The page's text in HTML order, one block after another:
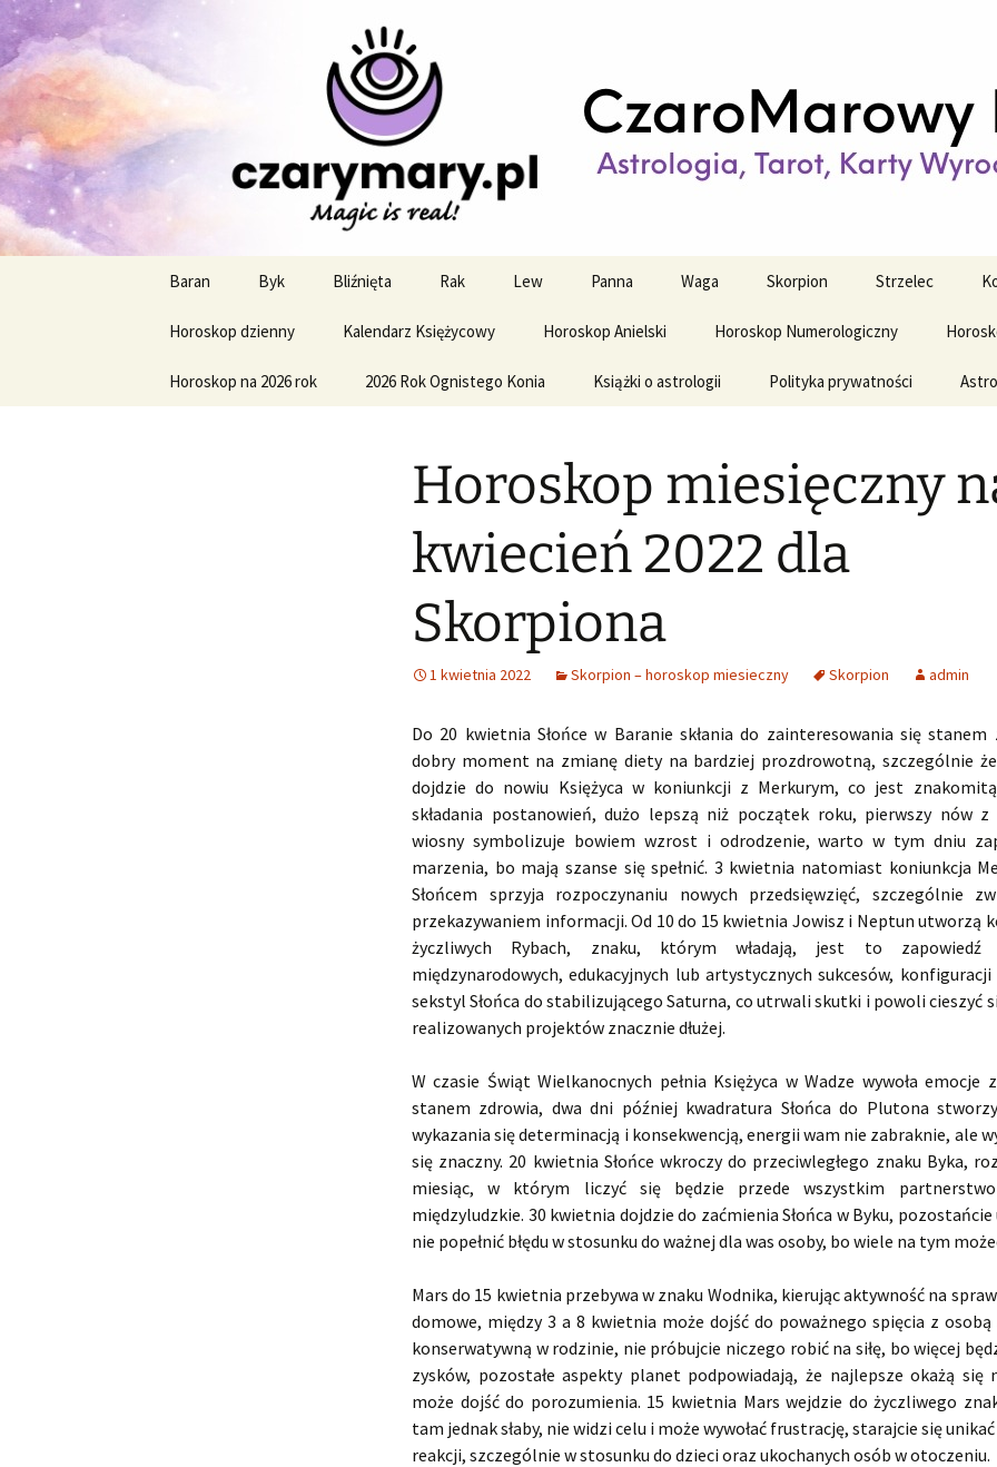
CzaroMarowy horoskop
miesięczny i tygodniowy
Profesjonalne przepowiednie astrologiczne
treści
Baran Byk Bliźnięta Rak Lew Panna Waga Skorpion Strzelec
Horoskop dzienny Kalendarz Księżycowy Horoskop Anielski Horoskop Numerologiczny
Horoskop na 2026 rok 2026 Rok Ognistego Konia Książki o astrologii Polityka prywatności
Horoskop miesięczny
kwiecień 2022 dla
Skorpiona
1 kwietnia 2022 Skorpion – horoskop miesieczny Skorpion admin
Do 20 kwietnia Słońce w Baranie skłania do zainteresowania się
dobry moment na zmianę diety na bardziej prozdrowotną, szczególnie
dojdzie do nowiu Księżyca w koniunkcji z Merkurym, co jest
składania postanowień, dużo lepszą niż początek roku, pierwszy nów z
wiosny symbolizuje bowiem wzrost i odrodzenie, warto w tym dniu
marzenia, bo mają szanse się spełnić. 3 kwietnia natomiast koniunkcja
Słońcem sprzyja rozpoczynaniu nowych przedsięwzięć, szczególnie
przekazywaniem informacji. Od 10 do 15 kwietnia Jowisz i Neptun utworzą
życzliwych Rybach, znaku, którym władają, jest to zapowiedź
międzynarodowych, edukacyjnych lub artystycznych sukcesów,
sekstyl Słońca do stabilizującego Saturna, co utrwali skutki i powoli cieszyć
realizowanych projektów znacznie dłużej.
W czasie Świąt Wielkanocnych pełnia Księżyca w Wadze wywoła emocje
stanem zdrowia, dwa dni później kwadratura Słońca do Plutona
wykazania się determinacją i konsekwencją, energii wam nie zabraknie, ale
się znaczny. 20 kwietnia Słońce wkroczy do przeciwległego znaku Byka,
miesiąc, w którym liczyć się będzie przede wszystkim
międzyludzkie. 30 kwietnia dojdzie do zaćmienia Słońca w Byku, pozostańcie
nie popełnić błędu w stosunku do ważnej dla was osoby, bo wiele na tym
Mars do 15 kwietnia przebywa w znaku Wodnika, kierując aktywność na
domowe, między 3 a 8 kwietnia może dojść do poważnego spięcia z
konserwatywną w rodzinie, nie próbujcie niczego robić na siłę, bo więcej
zysków, pozostałe aspekty planet podpowiadają, że najlepsze okażą się
może dojść do porozumienia. 15 kwietnia Mars wejdzie do życzliwego
tam jednak słaby, nie widzi celu i może wywołać frustrację, starajcie się
reakcji, szczególnie w stosunku do dzieci oraz ukochanych osób w otoczeniu.